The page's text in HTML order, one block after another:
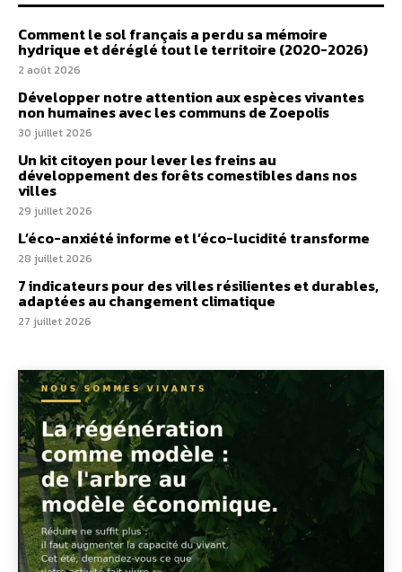
Comment le sol français a perdu sa mémoire
hydrique et déréglé tout le territoire (2020-2026)
2 août 2026
Développer notre attention aux espèces vivantes
non humaines avec les communs de Zoepolis
30 juillet 2026
Un kit citoyen pour lever les freins au
développement des forêts comestibles dans nos
villes
29 juillet 2026
L’éco-anxiété informe et l’éco-lucidité transforme
28 juillet 2026
7 indicateurs pour des villes résilientes et durables,
adaptées au changement climatique
27 juillet 2026